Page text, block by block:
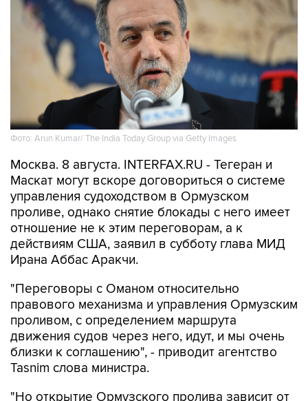
Фото: Arun Kumar/ The India Today Group via Getty Images
Москва. 8 августа. INTERFAX.RU - Тегеран и
Маскат могут вскоре договориться о системе
управления судоходством в Ормузском
проливе, однако снятие блокады с него имеет
отношение не к этим переговорам, а к
действиям США, заявил в субботу глава МИД
Ирана Аббас Аракчи.
"Переговоры с Оманом относительно
правового механизма и управления Ормузским
проливом, с определением маршрута
движения судов через него, идут, и мы очень
близки к соглашению", - приводит агентство
Tasnim слова министра.
"Но открытие Ормузского пролива зависит от